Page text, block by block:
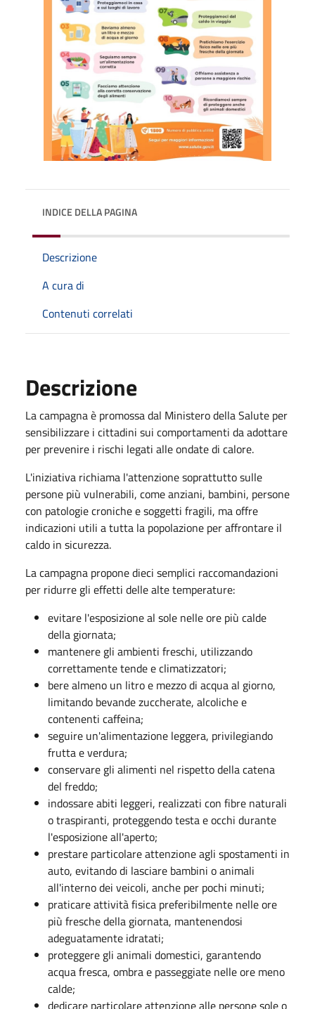
INDICE DELLA PAGINA
Descrizione
A cura di
Contenuti correlati
Descrizione
La campagna è promossa dal Ministero della Salute per
sensibilizzare i cittadini sui comportamenti da adottare
per prevenire i rischi legati alle ondate di calore.
L'iniziativa richiama l'attenzione soprattutto sulle
persone più vulnerabili, come anziani, bambini, persone
con patologie croniche e soggetti fragili, ma offre
indicazioni utili a tutta la popolazione per affrontare il
caldo in sicurezza.
La campagna propone dieci semplici raccomandazioni
per ridurre gli effetti delle alte temperature:
evitare l'esposizione al sole nelle ore più calde
della giornata;
mantenere gli ambienti freschi, utilizzando
correttamente tende e climatizzatori;
bere almeno un litro e mezzo di acqua al giorno,
limitando bevande zuccherate, alcoliche e
contenenti caffeina;
seguire un'alimentazione leggera, privilegiando
frutta e verdura;
conservare gli alimenti nel rispetto della catena
del freddo;
indossare abiti leggeri, realizzati con fibre naturali
o traspiranti, proteggendo testa e occhi durante
l'esposizione all'aperto;
prestare particolare attenzione agli spostamenti in
auto, evitando di lasciare bambini o animali
all'interno dei veicoli, anche per pochi minuti;
praticare attività fisica preferibilmente nelle ore
più fresche della giornata, mantenendosi
adeguatamente idratati;
proteggere gli animali domestici, garantendo
acqua fresca, ombra e passeggiate nelle ore meno
calde;
dedicare particolare attenzione alle persone sole o